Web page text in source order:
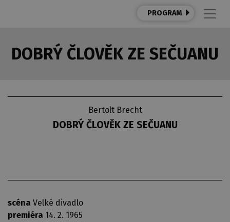
PROGRAM
DOBRÝ ČLOVĚK ZE SEČUANU
Bertolt Brecht
DOBRÝ ČLOVĚK ZE SEČUANU
scéna Velké divadlo
premiéra 14. 2. 1965